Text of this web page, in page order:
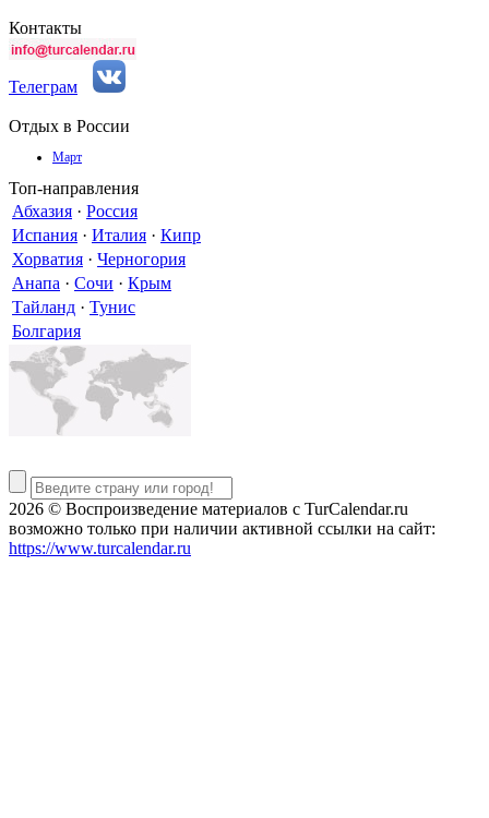
Контакты
Телеграм
Отдых в России
Март
Топ-направления
Абхазия · Россия
Испания · Италия · Кипр
Хорватия · Черногория
Анапа · Сочи · Крым
Тайланд · Тунис
Болгария
2026 © Воспроизведение материалов c TurCalendar.ru
возможно только при наличии активной ссылки на сайт:
https://www.turcalendar.ru